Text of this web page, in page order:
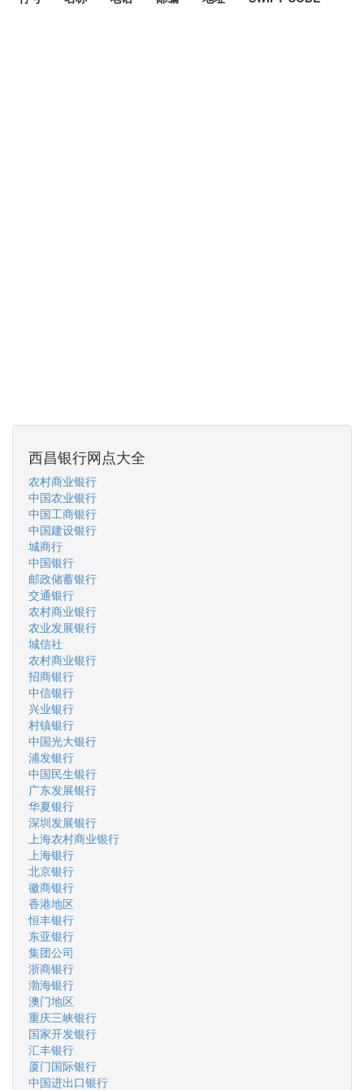
西昌银行网点大全
农村商业银行
中国农业银行
中国工商银行
中国建设银行
城商行
中国银行
邮政储蓄银行
交通银行
农村商业银行
农业发展银行
城信社
农村商业银行
招商银行
中信银行
兴业银行
村镇银行
中国光大银行
浦发银行
中国民生银行
广东发展银行
华夏银行
深圳发展银行
上海农村商业银行
上海银行
北京银行
徽商银行
香港地区
恒丰银行
东亚银行
集团公司
浙商银行
渤海银行
澳门地区
重庆三峡银行
国家开发银行
汇丰银行
厦门国际银行
中国进出口银行